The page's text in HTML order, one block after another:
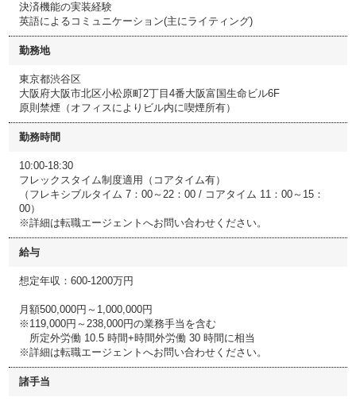
決済機能の実装経験
英語によるコミュニケーション(主にライティング)
勤務地
東京都渋谷区
大阪府大阪市北区小松原町2丁目4番大阪富国生命ビル6F
原則禁煙（オフィスによりビル内に喫煙所有）
勤務時間
10:00-18:30
フレックスタイム制度適用（コアタイム有）
（フレキシブルタイム 7：00～22：00 / コアタイム 11：00～15：
00）
※詳細は転職エージェントへお問い合わせください。
給与
想定年収：600-1200万円
月額500,000円～1,000,000円
※119,000円～238,000円の業務手当を含む
所定外労働 10.5 時間+時間外労働 30 時間に相当
※詳細は転職エージェントへお問い合わせください。
諸手当